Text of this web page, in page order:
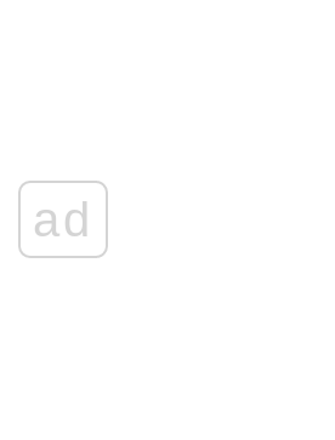
ad